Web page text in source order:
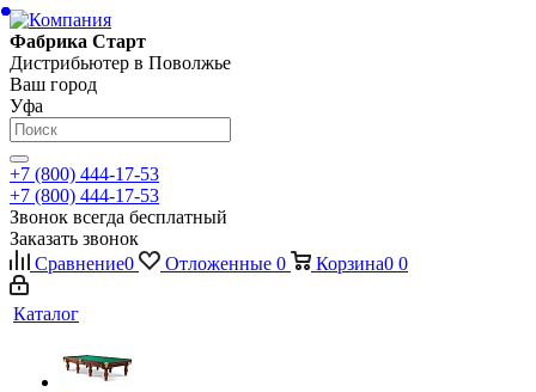
Фабрика Старт
Дистрибьютер в Поволжье
Ваш город
Уфа
+7 (800) 444-17-53
+7 (800) 444-17-53
Звонок всегда бесплатный
Заказать звонок
Сравнение0 Отложенные 0 Корзина0 0
Каталог